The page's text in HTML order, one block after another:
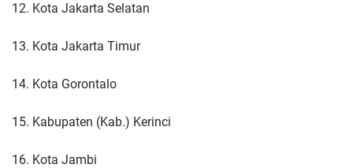
12. Kota Jakarta Selatan
13. Kota Jakarta Timur
14. Kota Gorontalo
15. Kabupaten (Kab.) Kerinci
16. Kota Jambi